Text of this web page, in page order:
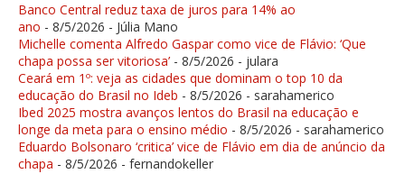
Banco Central reduz taxa de juros para 14% ao
ano - 8/5/2026 - Júlia Mano
Michelle comenta Alfredo Gaspar como vice de Flávio: ‘Que
chapa possa ser vitoriosa’ - 8/5/2026 - julara
Ceará em 1º: veja as cidades que dominam o top 10 da
educação do Brasil no Ideb - 8/5/2026 - sarahamerico
Ibed 2025 mostra avanços lentos do Brasil na educação e
longe da meta para o ensino médio - 8/5/2026 - sarahamerico
Eduardo Bolsonaro ‘critica’ vice de Flávio em dia de anúncio da
chapa - 8/5/2026 - fernandokeller